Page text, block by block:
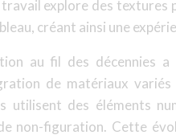
travail explore des
créant ainsi une
au fil des décennies
de matériaux
utilisent des éléments
non-figuration. Cette